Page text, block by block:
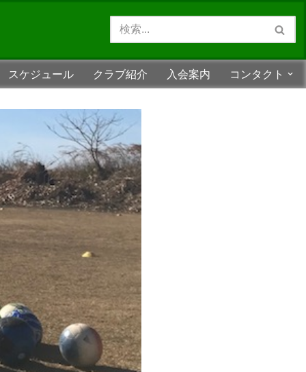
スケジュール クラブ紹介 入会案内 コンタクト